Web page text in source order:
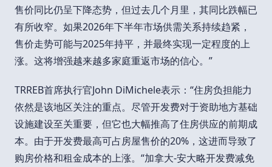
售价同比仍呈下降态势，但过去几个月里，其同比跌幅已
有所收窄。如果2026年下半年市场供需关系持续趋紧，
售价走势可能与2025年持平，并最终实现一定程度的上
涨。这将增强越来越多家庭重返市场的信心。”
TRREB首席执行官John DiMichele表示：“住房负担能力
依然是该地区关注的重点。尽管开发费对于资助地方基础
设施建设至关重要，但它也大幅推高了住房供应的前期成
本。由于开发费最高可占房屋售价的20%，这进而导致了
购房价格和租金成本的上涨。“加拿大-安大略开发费减免